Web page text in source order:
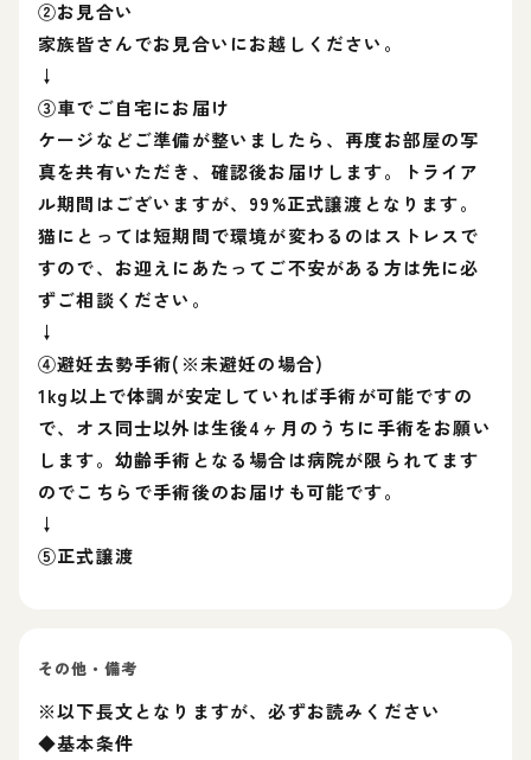
②お見合い
家族皆さんでお見合いにお越しください。
↓
③車でご自宅にお届け
ケージなどご準備が整いましたら、再度お部屋の写
真を共有いただき、確認後お届けします。トライア
ル期間はございますが、99%正式譲渡となります。
猫にとっては短期間で環境が変わるのはストレスで
すので、お迎えにあたってご不安がある方は先に必
ずご相談ください。
↓
④避妊去勢手術(※未避妊の場合)
1kg以上で体調が安定していれば手術が可能ですの
で、オス同士以外は生後4ヶ月のうちに手術をお願い
します。幼齢手術となる場合は病院が限られてます
のでこちらで手術後のお届けも可能です。
↓
⑤正式譲渡
その他・備考
※以下長文となりますが、必ずお読みください
◆基本条件